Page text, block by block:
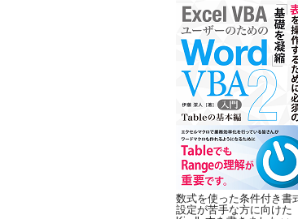
数式を使った条件付き書
設定が苦手な方に向けた